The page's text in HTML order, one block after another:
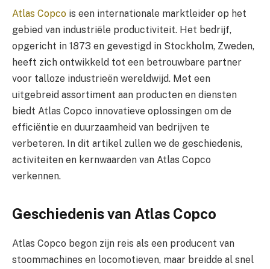
Atlas Copco is een internationale marktleider op het
gebied van industriële productiviteit. Het bedrijf,
opgericht in 1873 en gevestigd in Stockholm, Zweden,
heeft zich ontwikkeld tot een betrouwbare partner
voor talloze industrieën wereldwijd. Met een
uitgebreid assortiment aan producten en diensten
biedt Atlas Copco innovatieve oplossingen om de
efficiëntie en duurzaamheid van bedrijven te
verbeteren. In dit artikel zullen we de geschiedenis,
activiteiten en kernwaarden van Atlas Copco
verkennen.
Geschiedenis van Atlas Copco
Atlas Copco begon zijn reis als een producent van
stoommachines en locomotieven, maar breidde al snel